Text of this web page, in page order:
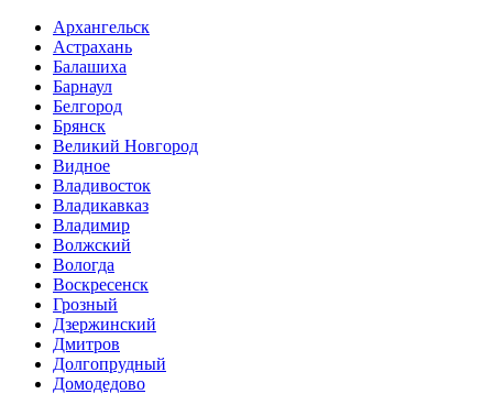
Архангельск
Астрахань
Балашиха
Барнаул
Белгород
Брянск
Великий Новгород
Видное
Владивосток
Владикавказ
Владимир
Волжский
Вологда
Воскресенск
Грозный
Дзержинский
Дмитров
Долгопрудный
Домодедово